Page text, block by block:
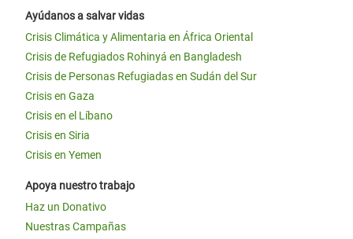
Ayúdanos a salvar vidas
Crisis Climática y Alimentaria en África Oriental
Crisis de Refugiados Rohinyá en Bangladesh
Crisis de Personas Refugiadas en Sudán del Sur
Crisis en Gaza
Crisis en el Líbano
Crisis en Siria
Crisis en Yemen
Apoya nuestro trabajo
Haz un Donativo
Nuestras Campañas